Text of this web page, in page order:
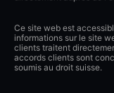
Ce site web est
informations sur le site
clients traitent
accords clients sont
soumis au droit suisse.